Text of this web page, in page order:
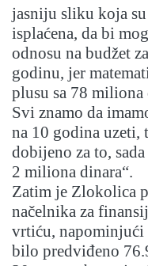
jasniju sliku koja
isplaćena, da bi
odnosu na budžet
godinu, jer
plusu sa 78 miliona
Svi znamo da
na 10 godina uzeti,
dobijeno za to,
2 miliona dinara“.
Zatim je Zlokolica
načelnika za
vrtiću, napominjući
bilo predviđeno